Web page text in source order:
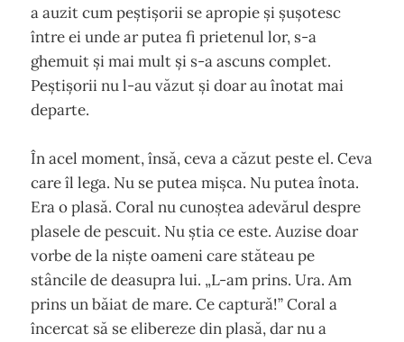
a auzit cum peștișorii se apropie și șușotesc
între ei unde ar putea fi prietenul lor, s-a
ghemuit și mai mult și s-a ascuns complet.
Peștișorii nu l-au văzut și doar au înotat mai
departe.
În acel moment, însă, ceva a căzut peste el. Ceva
care îl lega. Nu se putea mișca. Nu putea înota.
Era o plasă. Coral nu cunoștea adevărul despre
plasele de pescuit. Nu știa ce este. Auzise doar
vorbe de la niște oameni care stăteau pe
stâncile de deasupra lui. „L-am prins. Ura. Am
prins un băiat de mare. Ce captură!” Coral a
încercat să se elibereze din plasă, dar nu a